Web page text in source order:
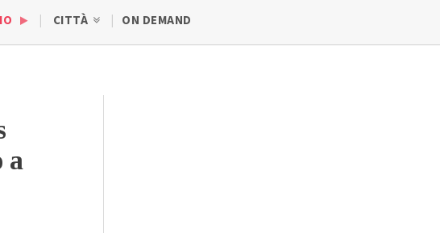
CITTÀ ON DEMAND
a